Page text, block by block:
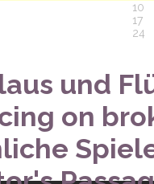
eng
es
10
17
24
und
on